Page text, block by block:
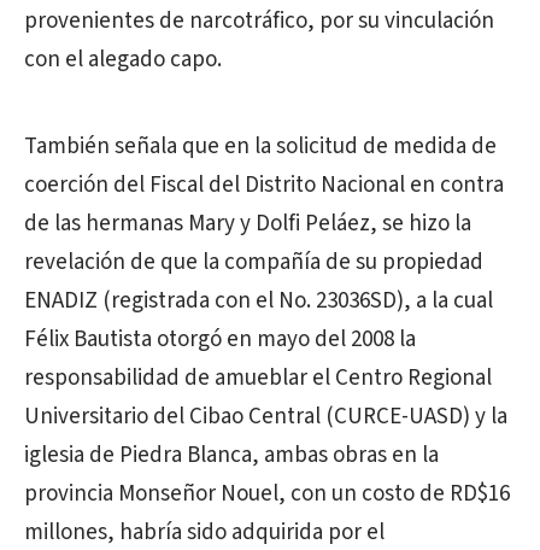
provenientes de narcotráfico, por su vinculación
con el alegado capo.
También señala que en la solicitud de medida de
coerción del Fiscal del Distrito Nacional en contra
de las hermanas Mary y Dolfi Peláez, se hizo la
revelación de que la compañía de su propiedad
ENADIZ (registrada con el No. 23036SD), a la cual
Félix Bautista otorgó en mayo del 2008 la
responsabilidad de amueblar el Centro Regional
Universitario del Cibao Central (CURCE-UASD) y la
iglesia de Piedra Blanca, ambas obras en la
provincia Monseñor Nouel, con un costo de RD$16
millones, habría sido adquirida por el